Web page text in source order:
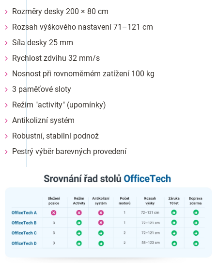
Rozměry desky 200 × 80 cm
Rozsah výškového nastavení 71–121 cm
Síla desky 25 mm
Rychlost zdvihu 32 mm/s
Nosnost při rovnoměrném zatížení 100 kg
3 paměťové sloty
Režim "activity" (upomínky)
Antikolizní systém
Robustní, stabilní podnož
Pestrý výběr barevných provedení